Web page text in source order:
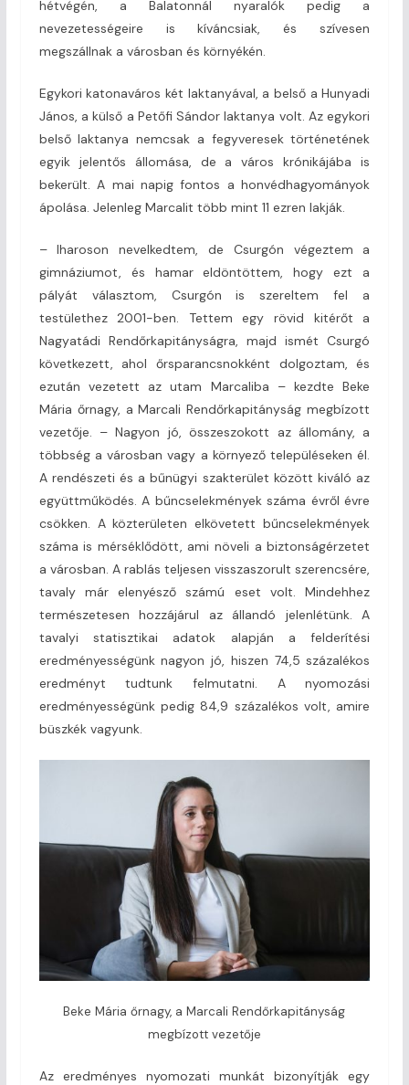
hétvégén, a Balatonnál nyaralók pedig a
nevezetességeire is kíváncsiak, és szívesen
megszállnak a városban és környékén.
Egykori katonaváros két laktanyával, a belső a Hunyadi
János, a külső a Petőfi Sándor laktanya volt. Az egykori
belső laktanya nemcsak a fegyveresek történetének
egyik jelentős állomása, de a város krónikájába is
bekerült. A mai napig fontos a honvédhagyományok
ápolása. Jelenleg Marcalit több mint 11 ezren lakják.
– Iharoson nevelkedtem, de Csurgón végeztem a
gimnáziumot, és hamar eldöntöttem, hogy ezt a
pályát választom, Csurgón is szereltem fel a
testülethez 2001-ben. Tettem egy rövid kitérőt a
Nagyatádi Rend­őrkapitányságra, majd ismét Csurgó
következett, ahol őrsparancsnokként dolgoztam, és
ezután vezetett az utam Marcaliba – kezdte Beke
Mária őrnagy, a Marcali Rend­őrkapitányság megbízott
vezetője. – Nagyon jó, összeszokott az állomány, a
többség a városban vagy a környező településeken él.
A rendészeti és a bűnügyi szakterület között kiváló az
együttműködés. A bűncselekmények száma évről évre
csökken. A közterületen elkövetett bűncselekmények
száma is mérséklődött, ami növeli a biztonságérzetet
a városban. A rablás teljesen visszaszorult szerencsére,
tavaly már elenyésző számú eset volt. Mindehhez
természetesen hozzájárul az állandó jelenlétünk. A
tavalyi statisztikai adatok alapján a felderítési
eredményességünk nagyon jó, hiszen 74,5 százalékos
eredményt tudtunk felmutatni. A nyomozási
eredményességünk pedig 84,9 százalékos volt, amire
büszkék vagyunk.
Beke Mária őrnagy, a Marcali Rend­őrkapitányság
megbízott vezetője
Az eredményes nyomozati munkát bizonyítják egy